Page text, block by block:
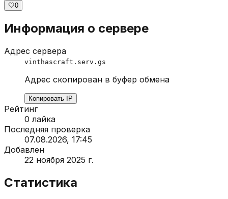
🤍0
Информация о сервере
Адрес сервера
vinthascraft.serv.gs
Адрес скопирован в буфер обмена
Копировать IP
Рейтинг
0 лайка
Последняя проверка
07.08.2026, 17:45
Добавлен
22 ноября 2025 г.
Статистика